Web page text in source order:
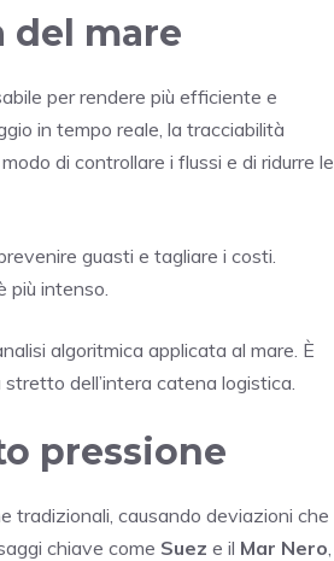
del mare
per rendere più efficiente e
in tempo reale, la tracciabilità
di controllare i flussi e di ridurre le
guasti e tagliare i costi.
più intenso.
algoritmica applicata al mare. È
dell’intera catena logistica.
pressione
tradizionali, causando deviazioni che
chiave come Suez e il Mar Nero